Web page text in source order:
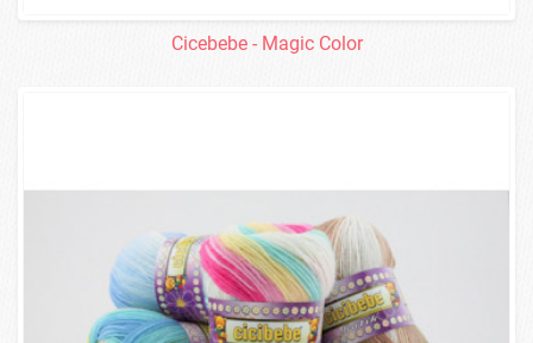
Cicebebe - Magic Color